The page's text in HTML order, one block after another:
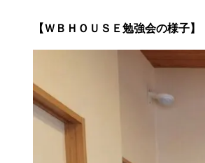
【ＷＢＨＯＵＳＥ勉強会の様子】